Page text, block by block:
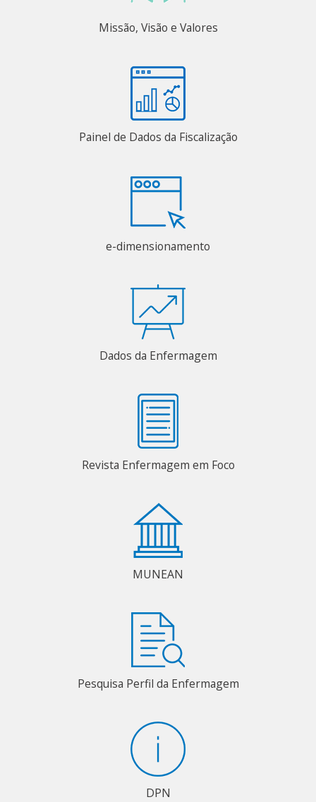
Missão, Visão e Valores
Painel de Dados da Fiscalização
e-dimensionamento
Dados da Enfermagem
Revista Enfermagem em Foco
MUNEAN
Pesquisa Perfil da Enfermagem
DPN